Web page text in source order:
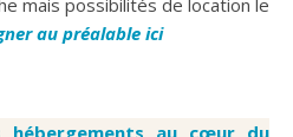
au préalable ici
hébergements au cœur du